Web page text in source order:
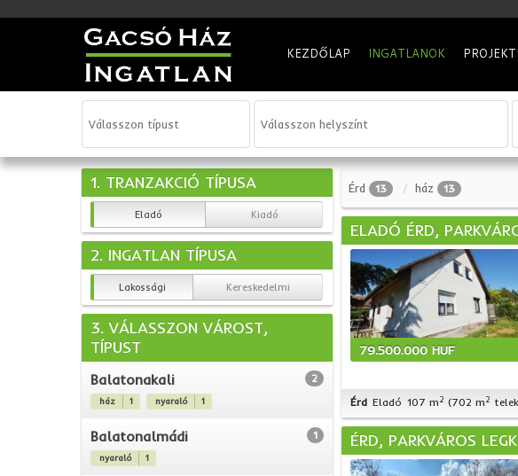
KEZDŐLAP INGATLANOK
1. TRANZAKCIÓ TÍPUSA
Eladó Kiadó
2. INGATLAN TÍPUSA
Lakossági Kereskedelmi
3. VÁLASSZON VÁROST,
TÍPUST
Balatonakali 2
ház 1 nyaraló 1
Balatonalmádi 1
nyaraló 1
Érd 13 ház 13
ELADÓ ÉRD,
79.500.000 HUF
Érd Eladó 107 m2 (702 m2
ÉRD, PARKVÁROS